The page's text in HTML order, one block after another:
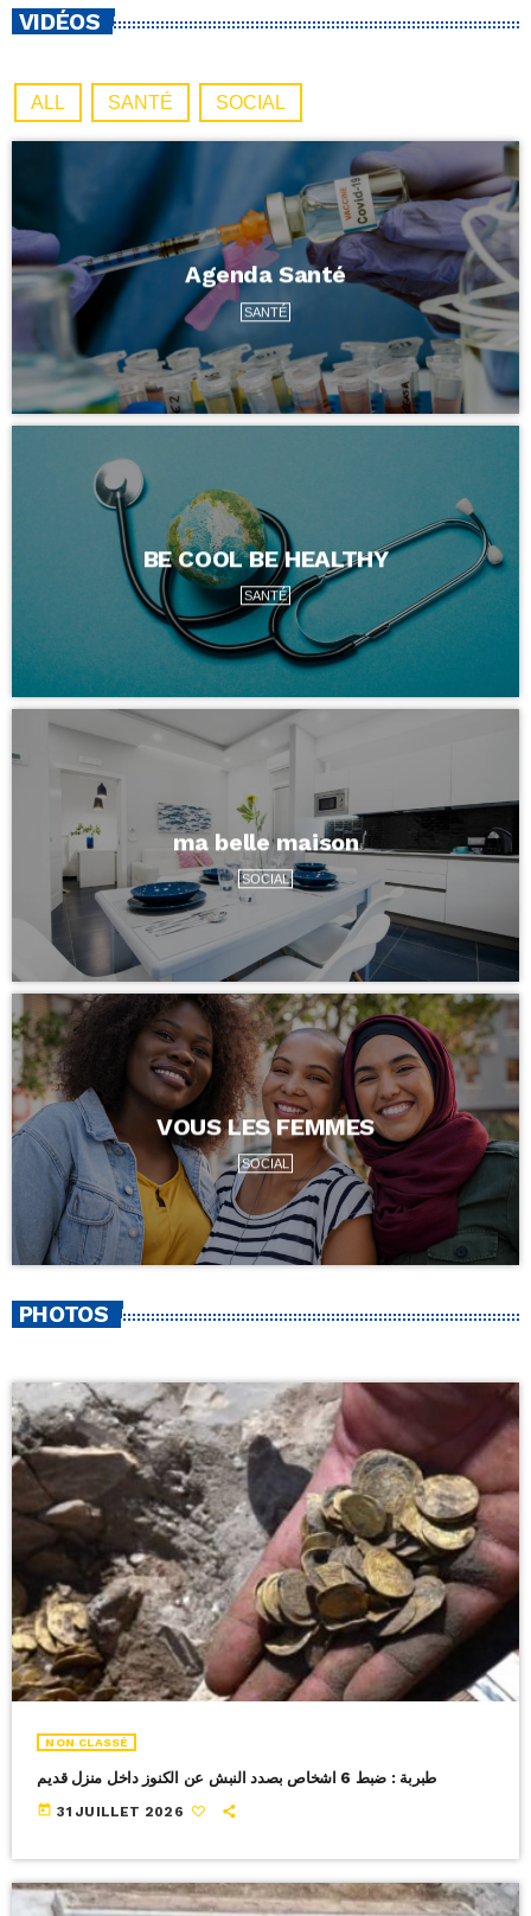
VIDÉOS
ALL SANTÉ SOCIAL
Agenda Santé
SANTÉ
BE COOL BE HEALTHY
SANTÉ
ma belle maison
SOCIAL
VOUS LES FEMMES
SOCIAL
PHOTOS
NON CLASSÉ
طبربة : ضبط 6 اشخاص بصدد النبش عن الكنوز داخل منزل قديم
today 31 JUILLET 2026